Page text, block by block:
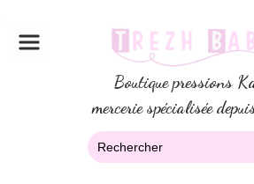
Boutique pressions
mercerie spécialisée